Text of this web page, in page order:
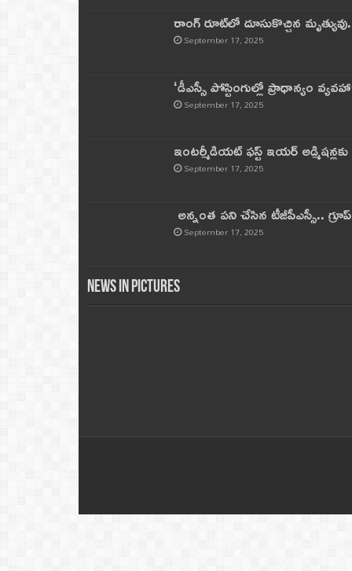
రాంగ్ రూట్‌లో దూసుకొచ్చిన
September 17, 2025
‘డీఎస్సీ పోస్టింగుల్లో ప్రాధాన్యం
September 17, 2025
ఇంటర్మీడియట్ ఫస్ట్‌ ఇయర్‌
September 17, 2025
అన్నంత పని చేసిన టీజీపీఎస్సీ..
September 17, 2025
News in Pictures